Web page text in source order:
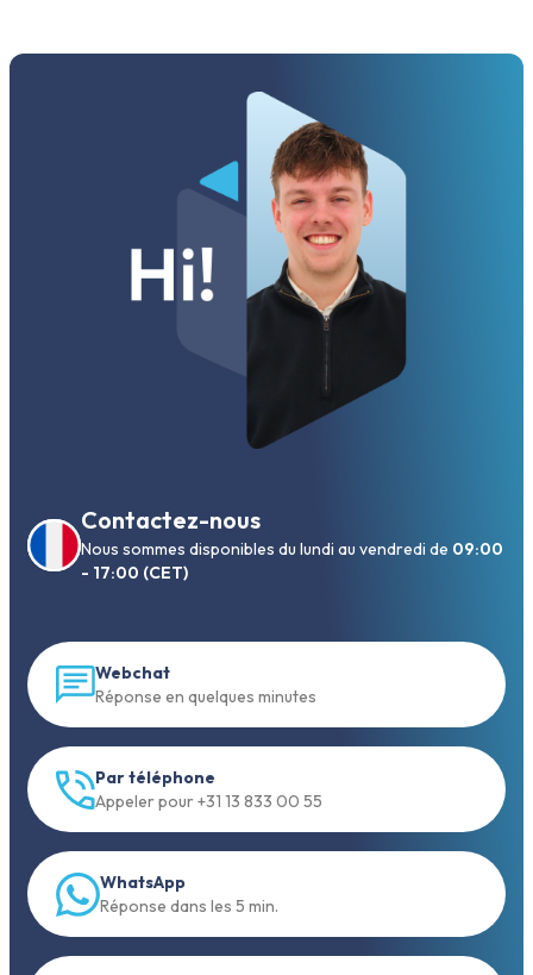
Contactez-nous
Nous sommes disponibles du lundi au vendredi de 09:00
- 17:00 (CET)
Webchat
Réponse en quelques minutes
Par téléphone
Appeler pour +31 13 833 00 55
WhatsApp
Réponse dans les 5 min.